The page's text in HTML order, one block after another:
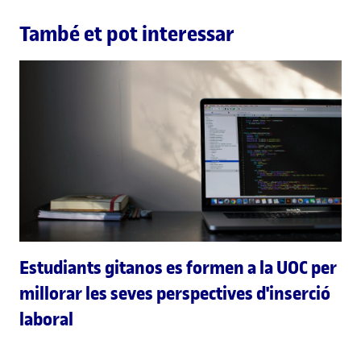
També et pot interessar
Estudiants gitanos es formen a la UOC per
millorar les seves perspectives d'inserció
laboral